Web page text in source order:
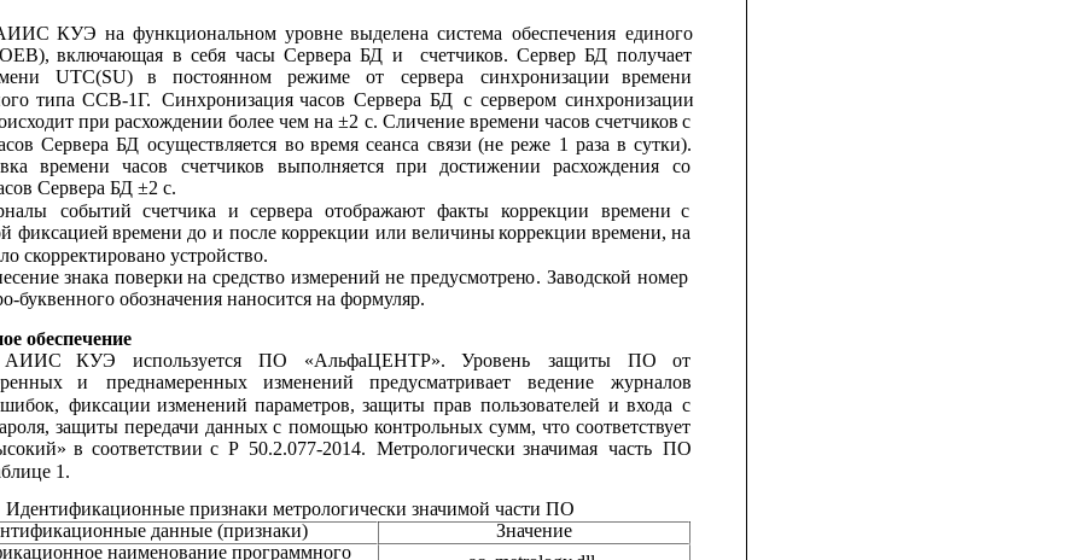
КУЭ на функциональном уровне выделена система обеспечения единого
включающая в себя часы Сервера БД и счетчиков. Сервер БД получает
UTC(SU) в постоянном режиме от сервера синхронизации
времени
типа ССВ-1Г. Синхронизация часов Сервера БД с сервером синхронизации
при расхождении более чем на ±2 с. Сличение времени часов счетчиков с
Сервера БД осуществляется во время сеанса связи (не реже 1 раза в сутки).
времени часов счетчиков выполняется при достижении расхождения
со
Сервера БД ±2 с.
событий счетчика и сервера отображают факты коррекции времени с
фиксацией времени до и после коррекции или величиныкоррекции времени, на
скорректировано устройство.
знака поверки на средство измерений не предусмотрено. Заводской номер
буквенного обозначения наносится на формуляр.
обеспечение
АИИС КУЭ используется ПО «АльфаЦЕНТР». Уровень защиты ПО
от
и преднамеренных изменений предусматривает ведение
журналов
фиксации изменений параметров, защиты прав пользователей и входа с
защиты передачи данных с помощью контрольных сумм, что соответствует
в соответствии с Р 50.2.077-2014. Метрологически значимая часть ПО
1.
Идентификационные признаки метрологически значимой части ПО
данные (признаки)
Значение
наименование программного